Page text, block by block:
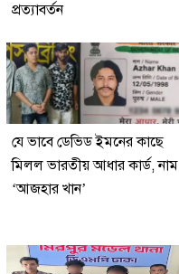
প্রত্যাবর্তন
যে ভাবে ডেভিড ইমনের কাছে
মিলল ভারতীয় আধার কার্ড, নাম
‘আজহার খান’